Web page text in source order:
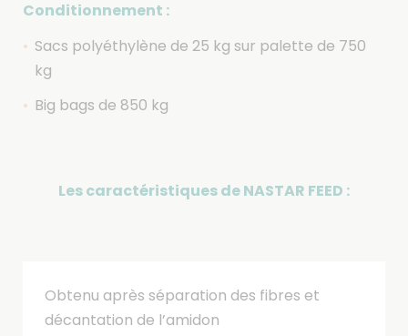
Conditionnement :
Sacs polyéthylène de 25 kg sur palette de 750
kg
Big bags de 850 kg
Les caractéristiques de NASTAR FEED :
Obtenu après séparation des fibres et
décantation de l’amidon